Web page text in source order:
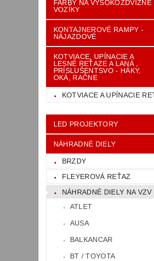
FARBY NA VYSOKOZDVIŽNÉ
VOZÍKY
KONTAJNEROVÉ RAMPY -
NÁJAZDOVÉ
KOTVIACE, UPÍNACIE A
LESNÉ REŤAZE A LANÁ ,
PRÍSLUŠENTSVO - HÁKY,
OKÁ, RAČNE
KOTVIACE A UPÍNACIE
LED PROJEKTORY
NÁHRADNÉ DIELY
BRZDY
FLEYEROVÁ REŤAZ
NÁHRADNÉ DIELY NA VZV
ATLET
AUSA
BALKANCAR
BT / TOYOTA